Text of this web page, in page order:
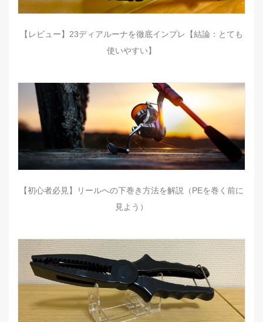
【レビュー】23ディアルーナを徹底インプレ【結論：とても
使いやすい】
【初心者必見】リールへの下巻き方法を解説（PEを巻く前に
見よう）